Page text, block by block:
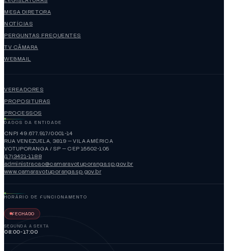
MESA DIRETORA
NOTÍCIAS
PERGUNTAS FREQUENTES
TV CÂMARA
WEBMAIL
VEREADORES
PROPOSITURAS
PROCESSOS
DADOS DA ENTIDADE
CNPJ 49.677.917/0001-14
RUA VENEZUELA, 3819 — VILA AMÉRICA
VOTUPORANGA / SP — CEP 15502-105
(17)3421-1188
administracao@camaravotuporanga.sp.gov.br
www.camaravotuporanga.sp.gov.br
HORÁRIO DE FUNCIONAMENTO
FECHADO
SEGUNDA A SEXTA
08:00-17:00